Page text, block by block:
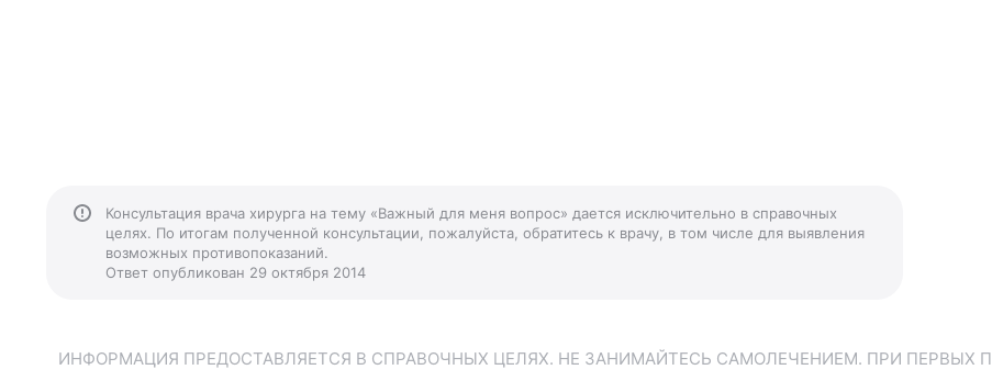
Консультация врача хирурга на тему «Важный для меня вопрос» дается исключительно в справочных
целях. По итогам полученной консультации, пожалуйста, обратитесь к врачу, в том числе для выявления
возможных противопоказаний.
Ответ опубликован 29 октября 2014
ИНФОРМАЦИЯ ПРЕДОСТАВЛЯЕТСЯ В СПРАВОЧНЫХ ЦЕЛЯХ. НЕ ЗАНИМАЙТЕСЬ САМОЛЕЧЕНИЕМ. ПРИ ПЕРВЫХ